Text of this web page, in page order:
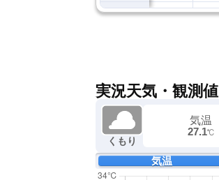
実況天気・観測値
くもり
気温
27.1℃
気温